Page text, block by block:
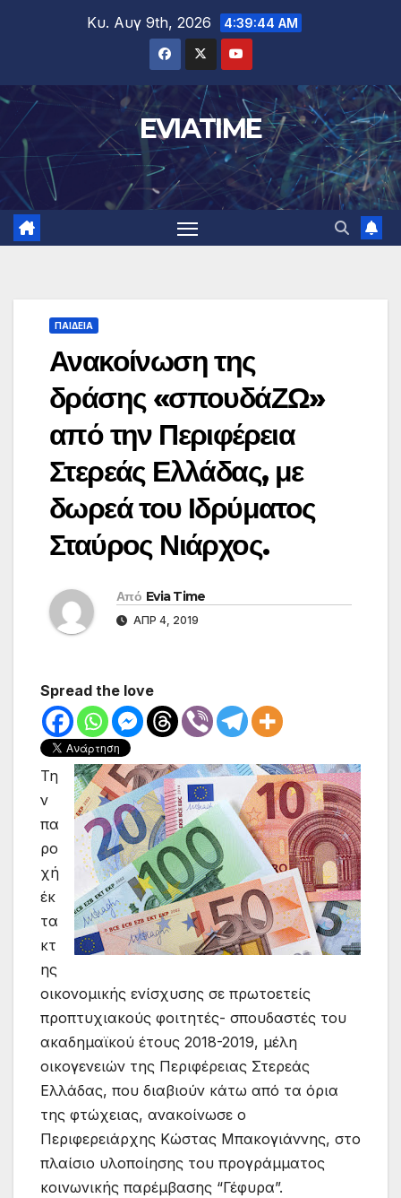
Κυ. Αυγ 9th, 2026 4:39:45 AM
EVIATIME
ΠΑΙΔΕΙΑ
Ανακοίνωση της
δράσης «σπουδάΖΩ»
από την Περιφέρεια
Στερεάς Ελλάδας, με
δωρεά του Ιδρύματος
Σταύρος Νιάρχος.
Από Evia Time
ΑΠΡ 4, 2019
Spread the love
Τη
ν
πα
ρο
χή
έκ
τα
κτ
ης
οικονομικής ενίσχυσης σε πρωτοετείς
προπτυχιακούς φοιτητές- σπουδαστές του
ακαδημαϊκού έτους 2018-2019, μέλη
οικογενειών της Περιφέρειας Στερεάς
Ελλάδας, που διαβιούν κάτω από τα όρια
της φτώχειας, ανακοίνωσε ο
Περιφερειάρχης Κώστας Μπακογιάννης, στο
πλαίσιο υλοποίησης του προγράμματος
κοινωνικής παρέμβασης “Γέφυρα”.